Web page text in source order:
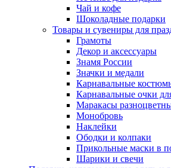
Чай и кофе
Шоколадные подарки
Товары и сувениры для
Грамоты
Декор и аксессуары
Знамя России
Значки и медали
Карнавальные
Карнавальные очки
Маракасы
Монобровь
Наклейки
Ободки и колпаки
Прикольные маски в
Шарики и свечи